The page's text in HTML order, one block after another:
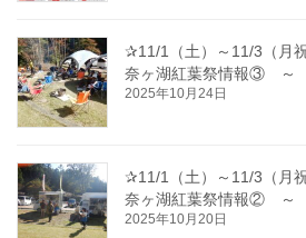
✰11/1（土）～11/3（月
奈ヶ湖紅葉祭情報③
2025年10月24日
✰11/1（土）～11/3（月
奈ヶ湖紅葉祭情報②
2025年10月20日